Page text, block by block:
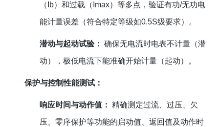
（Ib）和过载（Imax）等多点，验证有功/无功电
能计量误差（符合特定等级如0.5S级要求）。
潜动与起动试验： 确保无电流时电表不计量（潜
动），极低电流下能准确开始计量（起动）。
保护与控制性能测试：
响应时间与动作值： 精确测定过流、过压、欠
压、零序保护等功能的启动值、返回值及动作时